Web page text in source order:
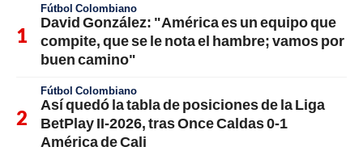
Fútbol Colombiano
David González: "América es un equipo que
compite, que se le nota el hambre; vamos por
buen camino"
Fútbol Colombiano
Así quedó la tabla de posiciones de la Liga
BetPlay II-2026, tras Once Caldas 0-1
América de Cali